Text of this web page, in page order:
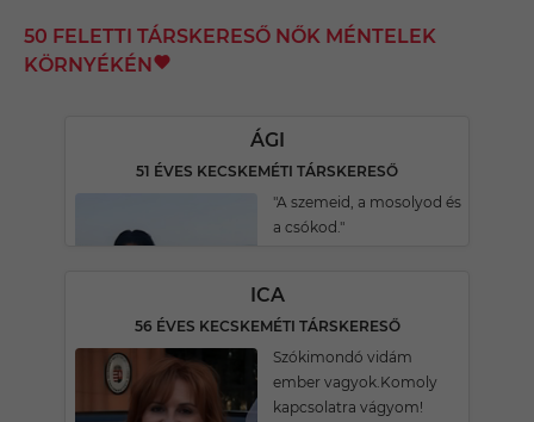
50 FELETTI TÁRSKERESŐ NŐK MÉNTELEK
KÖRNYÉKÉN
ÁGI
51 ÉVES KECSKEMÉTI TÁRSKERESŐ
"A szemeid, a mosolyod és
a csókod."
ICA
56 ÉVES KECSKEMÉTI TÁRSKERESŐ
Szókimondó vidám
ember vagyok.Komoly
kapcsolatra vágyom!